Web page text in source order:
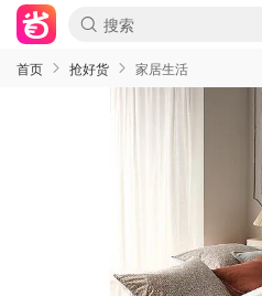
首页 抢好货 家居生活